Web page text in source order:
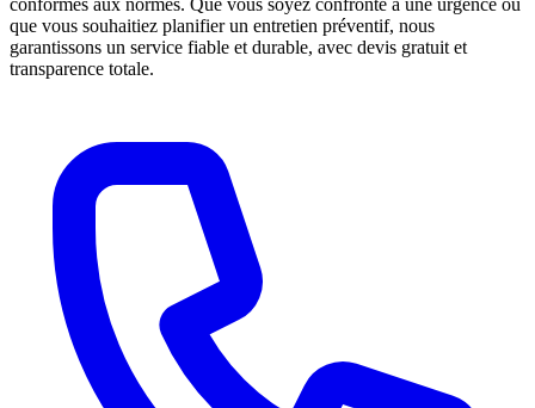
conformes aux normes. Que vous soyez confronté à une urgence ou
que vous souhaitiez planifier un entretien préventif, nous
garantissons un service fiable et durable, avec devis gratuit et
transparence totale.